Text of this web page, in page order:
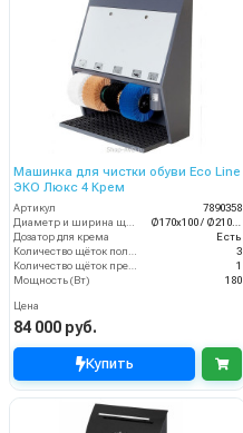
Машинка для чистки обуви Eco Line
ЭКО Люкс 4 Крем
Артикул
7890358
Ø170х100 / Ø210х100
Дозатор для крема
Есть
3
1
Мощность (Вт)
180
Цена
84 000 руб.
Купить